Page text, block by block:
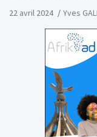
22 avril 2024 Yves